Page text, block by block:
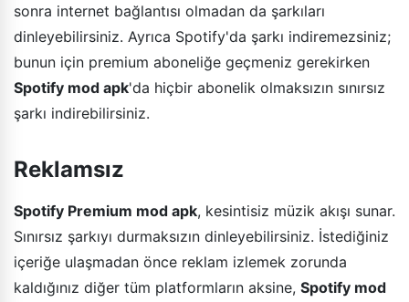
sonra internet bağlantısı olmadan da şarkıları
dinleyebilirsiniz. Ayrıca Spotify'da şarkı indiremezsiniz;
bunun için premium aboneliğe geçmeniz gerekirken
Spotify mod apk'da hiçbir abonelik olmaksızın sınırsız
şarkı indirebilirsiniz.
Reklamsız
Spotify Premium mod apk, kesintisiz müzik akışı sunar.
Sınırsız şarkıyı durmaksızın dinleyebilirsiniz. İstediğiniz
içeriğe ulaşmadan önce reklam izlemek zorunda
kaldığınız diğer tüm platformların aksine, Spotify mod